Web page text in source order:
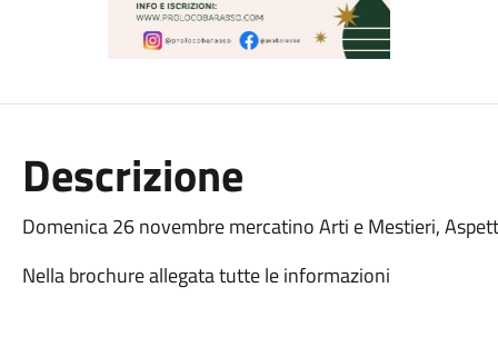
Descrizione
Domenica 26 novembre mercatino Arti e Mestieri,
Nella brochure allegata tutte le informazioni